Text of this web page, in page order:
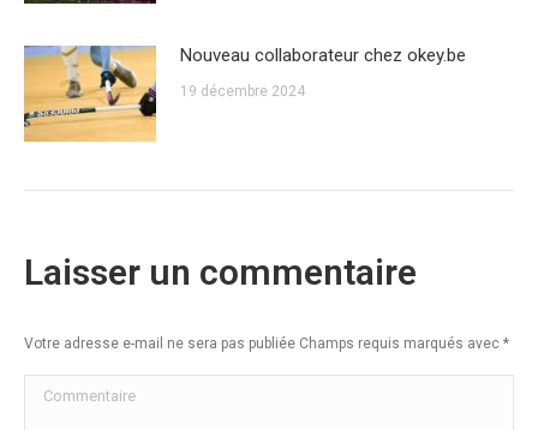
Nouveau collaborateur chez okey.be
19 décembre 2024
Laisser un commentaire
Votre adresse e-mail ne sera pas publiée Champs requis marqués avec *
Commentaire